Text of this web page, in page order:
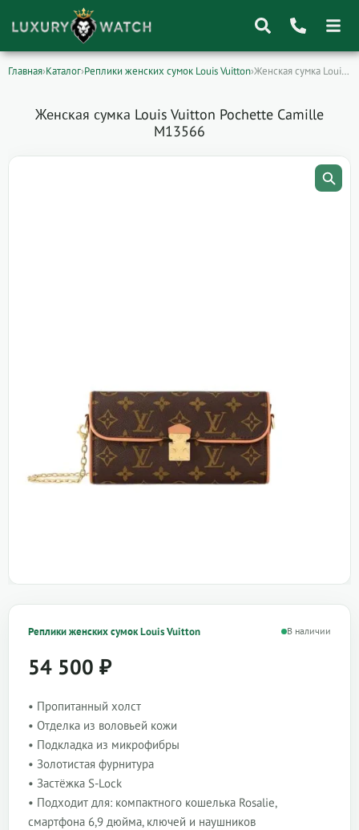
Главная›Каталог›Реплики женских сумок Louis Vuitton› Женская сумка Louis Vuitton Pochette Camille M13566
Женская сумка Louis Vuitton Pochette Camille
M13566
Реплики женских сумок Louis Vuitton В наличии
54 500 ₽
• Пропитанный холст
• Отделка из воловьей кожи
• Подкладка из микрофибры
• Золотистая фурнитура
• Застёжка S-Lock
• Подходит для: компактного кошелька Rosalie,
смартфона 6,9 дюйма, ключей и наушников